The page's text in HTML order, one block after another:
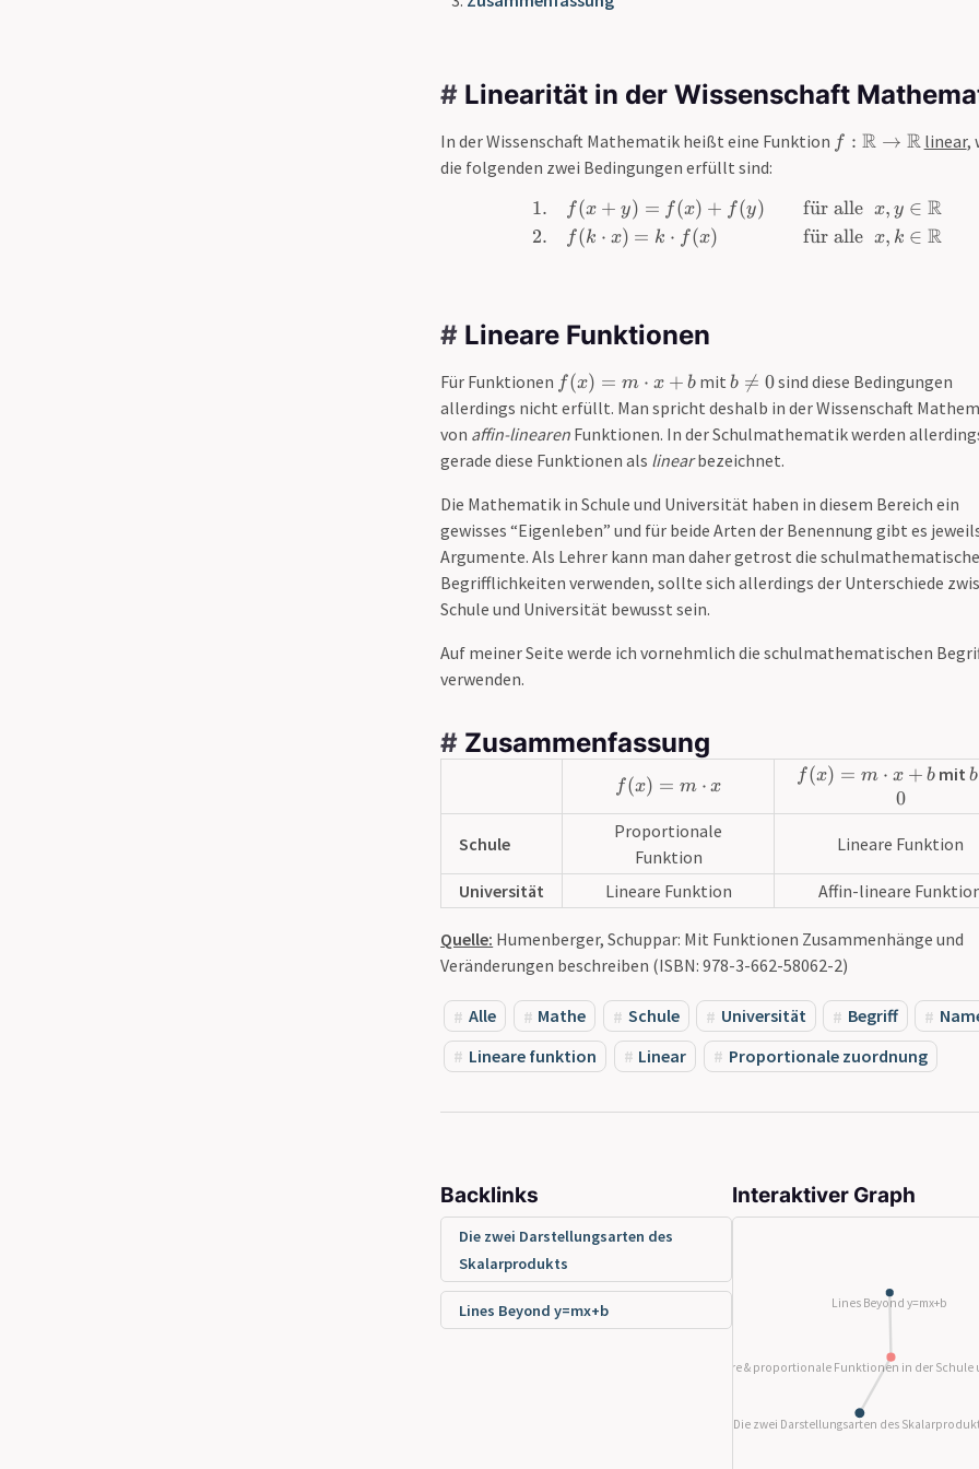
# Linearität in der Wissenschaft
In der Wissenschaft Mathematik heißt eine Funktion f:
a
t
\
t
o
a
t
h
b
R
f : R → R linear,
die folgenden zwei Bedingungen erfüllt sind:
\begin{aligned} &1.
1. f(x + y) = f(x) + f(y)
2.
f(k ⋅ x) = k ⋅ f(x)
fu
¨r allex x, y ∈ R
fu
¨r allex x, k ∈ R
# Lineare Funktionen
Für Funktionen f(
x
m
\
c
d
o
t
x
b
f(x) = m ⋅ x + b mitb
\
n
q
0
b 
= 0sind diese Bedingungen
allerdings nicht erfüllt. Man spricht deshalb in der Wissenschaft
von affin-linearen Funktionen. In der Schulmathematik werden
gerade diese Funktionen als linearbezeichnet.
Die Mathematik in Schule und Universität haben in diesem Bereich ein
gewisses “Eigenleben” und für beide Arten der Benennung gibt es
Argumente. Als Lehrer kann man daher getrost die
Begrifflichkeiten verwenden, sollte sich allerdings der Unterschiede
Schule und Universität bewusst sein.
Auf meiner Seite werde ich vornehmlich die schulmathematischen
verwenden.
# Zusammenfassung
f(x)=m
\cdot x
f(x) = m ⋅ x
f(x)=m
+ b
f(x) = m ⋅ x + b mitb
0
Schule
Proportionale
Funktion
Lineare Funktion
Universität Lineare Funktion Affin-lineare
Quelle: Humenberger, Schuppar: Mit Funktionen Zusammenhänge und
Veränderungen beschreiben (ISBN: 978-3-662-58062-2)
Alle Mathe Schule Universität Begriff
Lineare funktion
Linear Proportionale zuordnung
Backlinks
Die zwei Darstellungsarten des
Skalarprodukts
Lines Beyond y=mx+b
Interaktiver Graph
Lineare & proportionale Funktionen in der Schule
Die zwei Darstellungsarten des
Lines Beyond y=mx+b